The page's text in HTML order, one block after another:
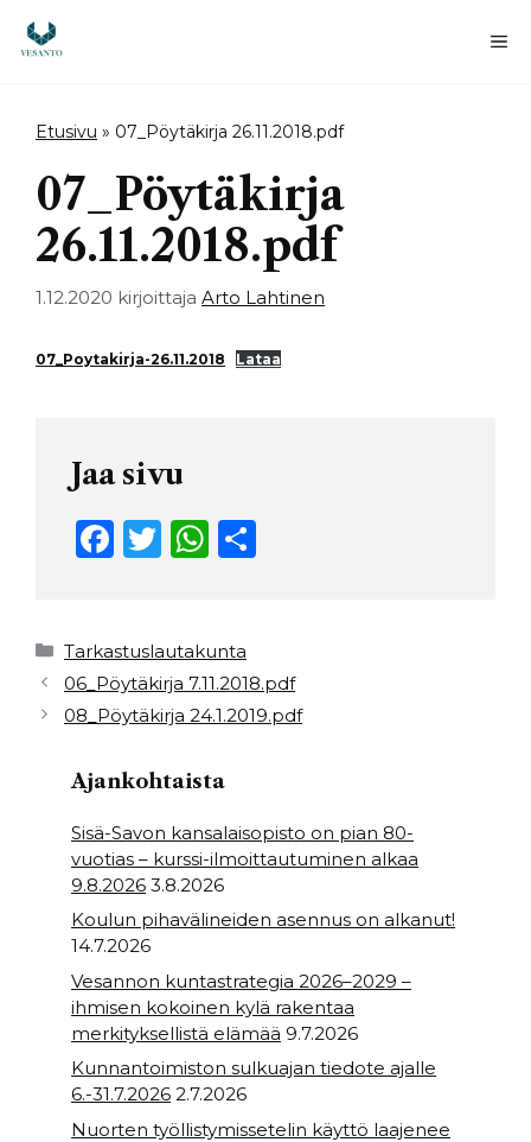
sisältöön
Etusivu » 07_Pöytäkirja 26.11.2018.pdf
07_Pöytäkirja
26.11.2018.pdf
1.12.2020 kirjoittaja Arto Lahtinen
07_Poytakirja-26.11.2018 Lataa
Jaa sivu
F
e
b
o
o
k
T
t
e
r
W
ts
A
p
p
Kategoriat
Tarkastuslautakunta
06_Pöytäkirja 7.11.2018.pdf
08_Pöytäkirja 24.1.2019.pdf
Ajankohtaista
Sisä-Savon kansalaisopisto on pian 80-
vuotias – kurssi-ilmoittautuminen alkaa
9.8.2026 3.8.2026
Koulun pihavälineiden asennus on alkanut!
14.7.2026
Vesannon kuntastrategia 2026–2029 –
ihmisen kokoinen kylä rakentaa
merkityksellistä elämää 9.7.2026
Kunnantoimiston sulkuajan tiedote ajalle
6.-31.7.2026 2.7.2026
Nuorten työllistymissetelin käyttö laajenee